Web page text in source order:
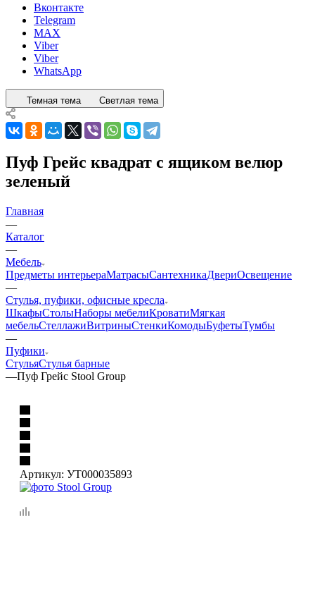
Вконтакте
Telegram
MAX
Viber
Viber
WhatsApp
Темная тема Светлая тема
Пуф Грейс квадрат с ящиком велюр
зеленый
Главная
—
Каталог
—
Мебель
Предметы интерьераМатрасыСантехникаДвериОсвещение
—
Стулья, пуфики, офисные кресла
ШкафыСтолыНаборы мебелиКроватиМягкая
мебельСтеллажиВитриныСтенкиКомодыБуфетыТумбы
—
Пуфики
СтульяСтулья барные
—Пуф Грейс Stool Group
Артикул: УТ000035893